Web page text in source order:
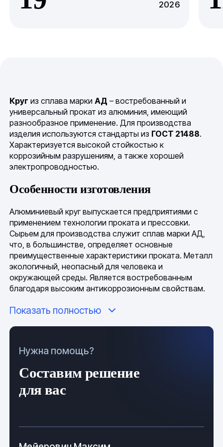
2026
Круг из сплава маркиАД – востребованный и
универсальный прокат из алюминия, имеющий
разнообразное применение. Для производства
изделия используются стандарты из ГОСТ 21488.
Характеризуется высокой стойкостью к
коррозийным разрушениям, а также хорошей
электропроводностью.
Особенности изготовления
Алюминиевый круг выпускается предприятиями с
применением технологии проката и прессовки.
Сырьем для производства служит сплав марки АД,
что, в большинстве, определяет основные
преимущественные характеристики проката. Металл
экологичный, неопасный для человека и
окружающей среды. Является востребованным
благодаря высоким антикоррозионным свойствам.
Продукция выпускается мерной и немерной длины.
длиной от полметра до 4 м, с диаметром до 80 мм –
поставляться в бухтах. Для удовлетворения разных
точностью нормальной и повышенной.
Маркируются изделия в зависимости от параметров.
маркировкой. На круг с большим диаметром
Показать полностью
Нужна помощь?
Составим решение
для вас